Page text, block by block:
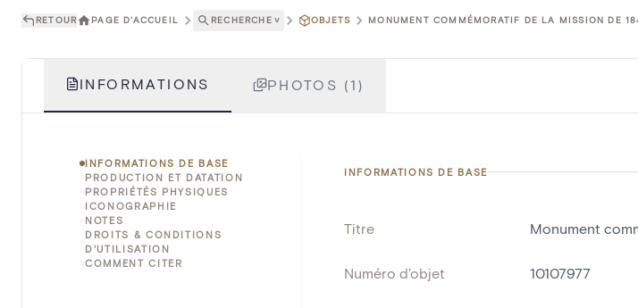
RETOUR PAGE D'ACCUEIL RECHERCHE ˅ OBJETS MONUMENT COMMÉMORATIF DE LA MISSION DE
INFORMATIONS PHOTOS (1)
INFORMATIONS DE BASE
PRODUCTION ET DATATION
PROPRIÉTÉS PHYSIQUES
ICONOGRAPHIE
NOTES
DROITS & CONDITIONS
D'UTILISATION
COMMENT CITER
INFORMATIONS DE BASE
Titre Monument
Numéro d'objet 10107977